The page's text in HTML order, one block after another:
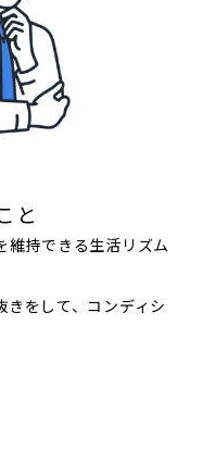
と
維持できる生活リズム
をして、コンディシ